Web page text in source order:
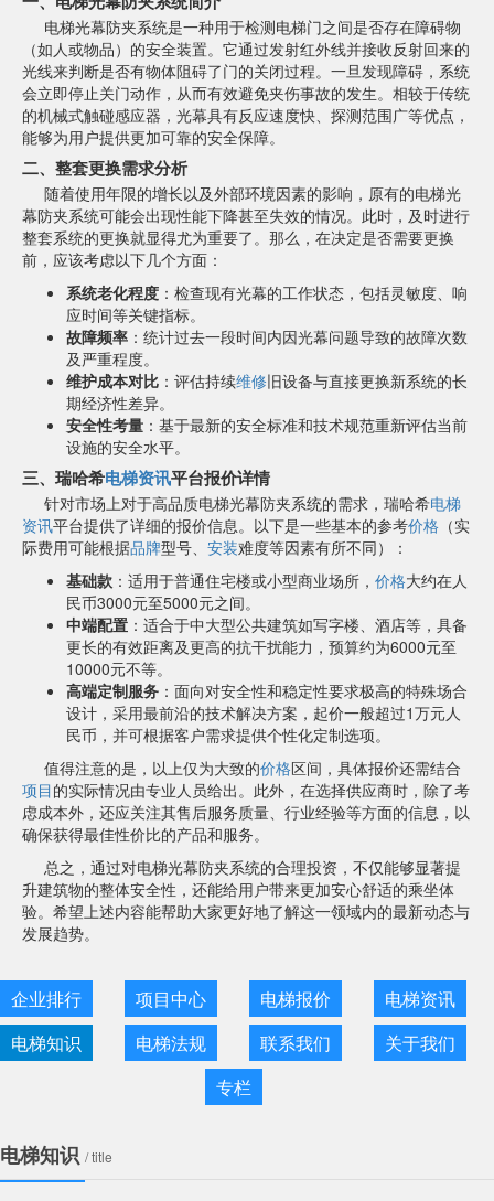
电梯光幕防夹系统是一种用于检测电梯门之间是否存在障碍物
（如人或物品）的安全装置。它通过发射红外线并接收反射回来的
光线来判断是否有物体阻碍了门的关闭过程。一旦发现障碍，系统
会立即停止关门动作，从而有效避免夹伤事故的发生。相较于传统
的机械式触碰感应器，光幕具有反应速度快、探测范围广等优点，
能够为用户提供更加可靠的安全保障。
二、整套更换需求分析
随着使用年限的增长以及外部环境因素的影响，原有的电梯光
幕防夹系统可能会出现性能下降甚至失效的情况。此时，及时进行
整套系统的更换就显得尤为重要了。那么，在决定是否需要更换
前，应该考虑以下几个方面：
系统老化程度 ：检查现有光幕的工作状态，包括灵敏度、响
应时间等关键指标。
故障频率 ：统计过去一段时间内因光幕问题导致的故障次数
及严重程度。
维护成本对比 ：评估持续维修旧设备与直接更换新系统的长
期经济性差异。
安全性考量 ：基于最新的安全标准和技术规范重新评估当前
设施的安全水平。
三、瑞哈希电梯资讯平台报价详情
针对市场上对于高品质电梯光幕防夹系统的需求，瑞哈希电梯
资讯平台提供了详细的报价信息。以下是一些基本的参考价格 （实
际费用可能根据品牌型号、 安装难度等因素有所不同）：
基础款 ：适用于普通住宅楼或小型商业场所， 价格大约在人
民币3000元至5000元之间。
中端配置 ：适合于中大型公共建筑如写字楼、酒店等，具备
更长的有效距离及更高的抗干扰能力，预算约为6000元至
10000元不等。
高端定制服务 ：面向对安全性和稳定性要求极高的特殊场合
设计，采用最前沿的技术解决方案，起价一般超过1万元人
民币，并可根据客户需求提供个性化定制选项。
值得注意的是，以上仅为大致的价格区间，具体报价还需结合
项目的实际情况由专业人员给出。此外，在选择供应商时，除了考
虑成本外，还应关注其售后服务质量、行业经验等方面的信息，以
确保获得最佳性价比的产品和服务。
总之，通过对电梯光幕防夹系统的合理投资，不仅能够显著提
升建筑物的整体安全性，还能给用户带来更加安心舒适的乘坐体
验。希望上述内容能帮助大家更好地了解这一领域内的最新动态与
发展趋势。
企业排行 项目中心 电梯报价
电梯资讯
电梯知识
电梯法规 联系我们
关于我们
专栏
电梯知识 / title